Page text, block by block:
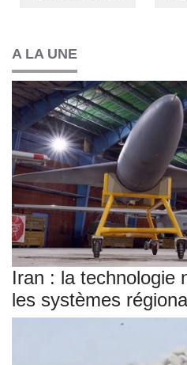
A LA UNE
Iran : la technologie
les systèmes